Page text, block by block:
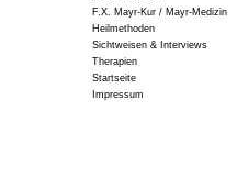
F.X. Mayr-Kur / Mayr-Medizin
Heilmethoden
Sichtweisen & Interviews
Therapien
Startseite
Impressum